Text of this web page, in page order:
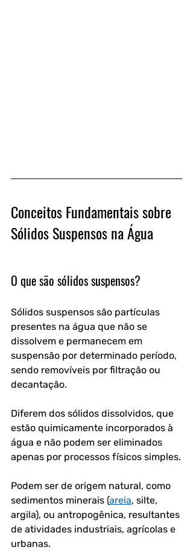
Conceitos Fundamentais sobre
Sólidos Suspensos na Água
O que são sólidos suspensos?
Sólidos suspensos são partículas
presentes na água que não se
dissolvem e permanecem em
suspensão por determinado período,
sendo removíveis por filtração ou
decantação.
Diferem dos sólidos dissolvidos, que
estão quimicamente incorporados à
água e não podem ser eliminados
apenas por processos físicos simples.
Podem ser de origem natural, como
sedimentos minerais (areia, silte,
argila), ou antropogênica, resultantes
de atividades industriais, agrícolas e
urbanas.